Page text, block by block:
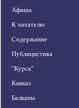
Афиша
К читателю
Содержание
Публицистика
"Курск"
Кавказ
Балканы